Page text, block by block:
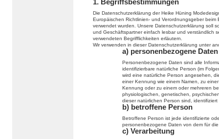
1. Begriffsbestimmungen
Die Datenschutzerklärung der Heike Hüning
Europäischen Richtlinien- und Verordnungsgeber
verwendet wurden. Unsere Datenschutzerklärung soll
und Geschäftspartner einfach lesbar und verständlich
verwendeten Begrifflichkeiten erläutern.
Wir verwenden in dieser Datenschutzerklärung unter
a) personenbezogene Daten
Personenbezogene Daten sind alle
identifizierbare natürliche Person (im
wird eine natürliche Person angesehen,
einer Kennung wie einem Namen, zu
Kennung oder zu einem oder mehreren
physiologischen, genetischen,
dieser natürlichen Person sind,
b) betroffene Person
Betroffene Person ist jede identifizierte
personenbezogene Daten von dem für
c) Verarbeitung